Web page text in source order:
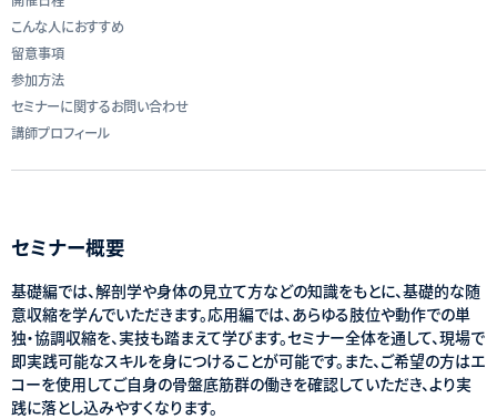
こんな人におすすめ
留意事項
参加方法
セミナーに関するお問い合わせ
講師プロフィール
セミナー概要
基礎編では、解剖学や身体の見立て方などの知識をもとに、基礎的な随
意収縮を学んでいただきます。応用編では、あらゆる肢位や動作での単
独・協調収縮を、実技も踏まえて学びます。セミナー全体を通して、現場で
即実践可能なスキルを身につけることが可能です。また、ご希望の方はエ
コーを使用してご自身の骨盤底筋群の働きを確認していただき、より実
践に落とし込みやすくなります。